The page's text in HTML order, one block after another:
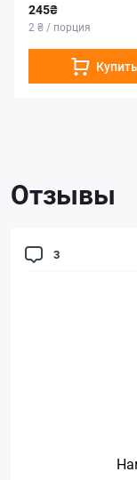
245₴
2 ₴ / порция
Купить
Отзывы
3